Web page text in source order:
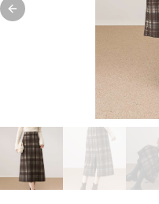
Previous slide